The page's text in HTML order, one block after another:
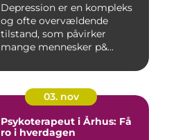
Depression er en kompleks
og ofte overvældende
tilstand, som påvirker
mange mennesker p&...
03. nov
Psykoterapeut i Århus: Få
ro i hverdagen